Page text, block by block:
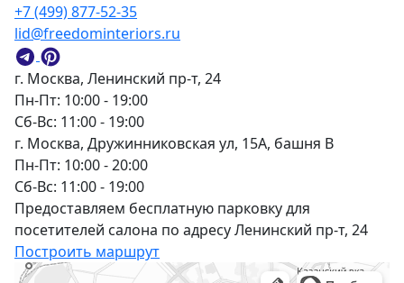
г. Москва, Ленинский пр-т, 24
Пн-Пт: 10:00 - 19:00
Сб-Вс: 11:00 - 19:00
г. Москва, Дружинниковская ул, 15А, башня В
Пн-Пт: 10:00 - 20:00
Сб-Вс: 11:00 - 19:00
Предоставляем бесплатную парковку для
посетителей салона по адресу Ленинский пр-т, 24
Построить маршрут
+7 (499) 877-52-35
lid@freedominteriors.ru